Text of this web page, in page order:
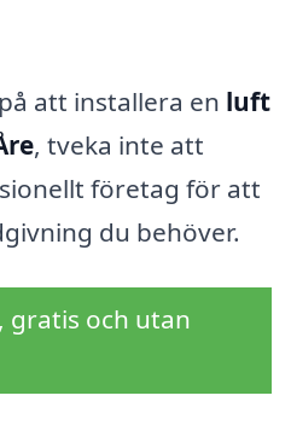
att installera en luft
, tveka inte att
företag för att
du behöver.
gratis och utan